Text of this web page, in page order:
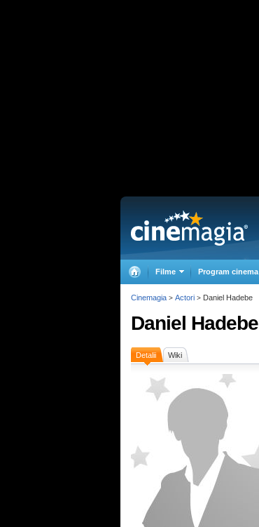
Filme Program cinema
Daniel Hadebe
Detalii Wiki
Cinemagia > Actori > Daniel Hadebe